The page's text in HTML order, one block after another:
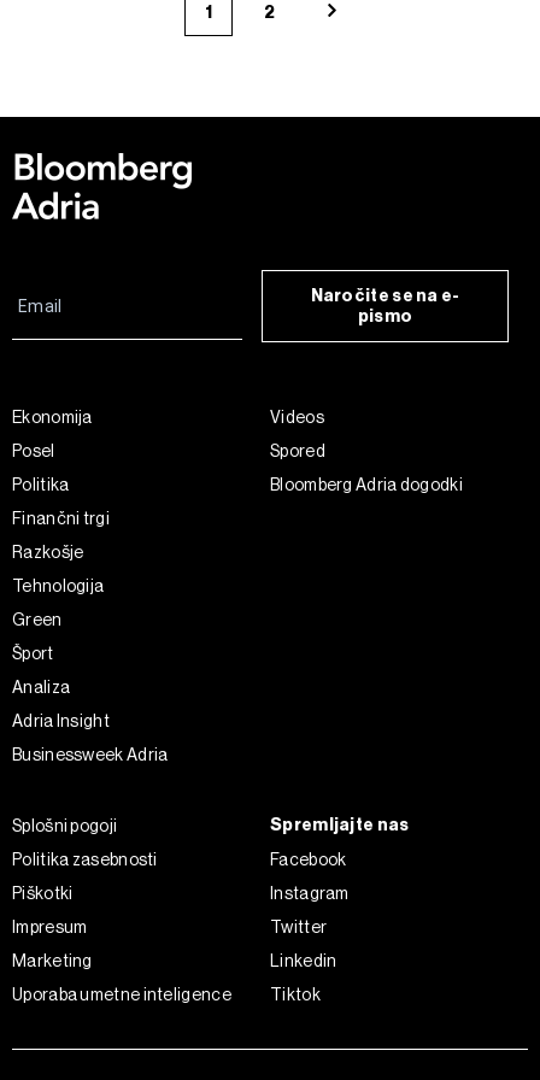
1 2
Naročite se na e-
pismo
Ekonomija
Posel
Politika
Finančni trgi
Razkošje
Tehnologija
Green
Šport
Analiza
Adria Insight
Businessweek Adria
Videos
Spored
Bloomberg Adria dogodki
Splošni pogoji
Politika zasebnosti
Piškotki
Impresum
Marketing
Uporaba umetne inteligence
Spremljajte nas
Facebook
Instagram
Twitter
Linkedin
Tiktok